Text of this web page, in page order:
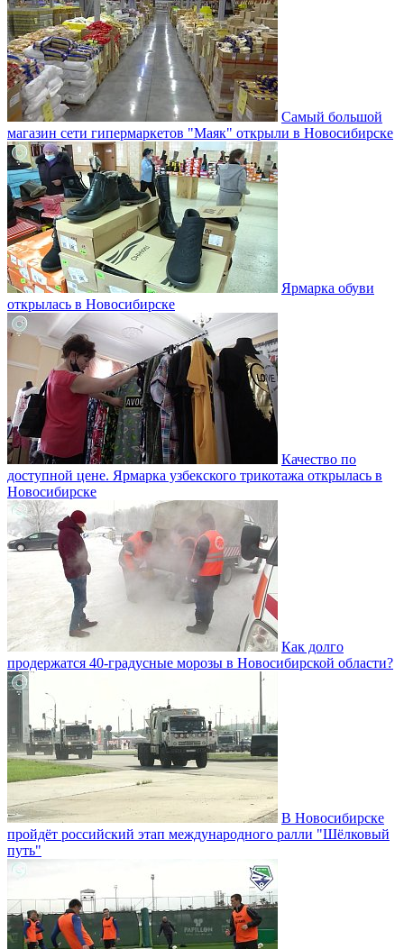
Самый большой
магазин сети гипермаркетов "Маяк" открыли в Новосибирске
Ярмарка обуви
открылась в Новосибирске
Качество по
доступной цене. Ярмарка узбекского трикотажа открылась в
Новосибирске
Как долго
продержатся 40-градусные морозы в Новосибирской области?
В Новосибирске
пройдёт российский этап международного ралли "Шёлковый
путь"